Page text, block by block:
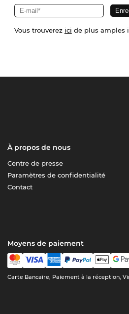
Vous trouverez ici de plus amples
À propos de nous
Centre de presse
Paramètres de confidentialité
Contact
Moyens de paiement
Carte Bancaire, Paiement à la réception,